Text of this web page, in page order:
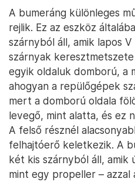
A bumeráng különleges
rejlik. Ez az eszköz
szárnyból áll, amik lapos
szárnyak
egyik oldaluk domború, a
ahogyan a repülőgépek
mert a domború oldala
levegő, mint alatta, és ez
A felső résznél
felhajtóerő keletkezik. A
két kis szárnyból áll,
mint egy propeller –